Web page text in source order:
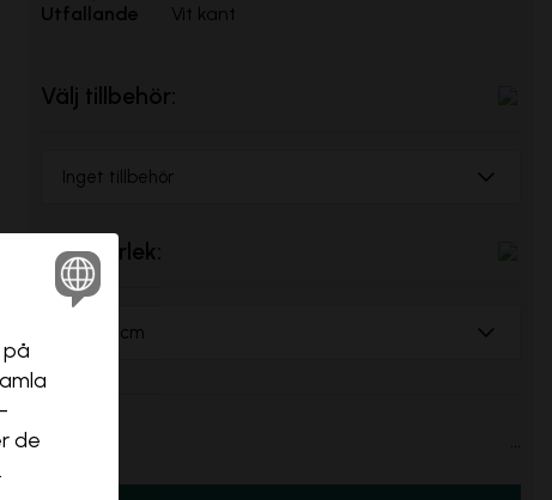
Utfallande Vit kant
Välj tillbehör:
Inget tillbehör
Välj storlek:
70x50 cm
...
de